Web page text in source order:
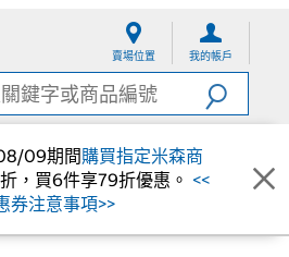
賣場位置 我的帳戶
09期間購買指定米森商
，買6件享79折優惠。 <<
券注意事項>>